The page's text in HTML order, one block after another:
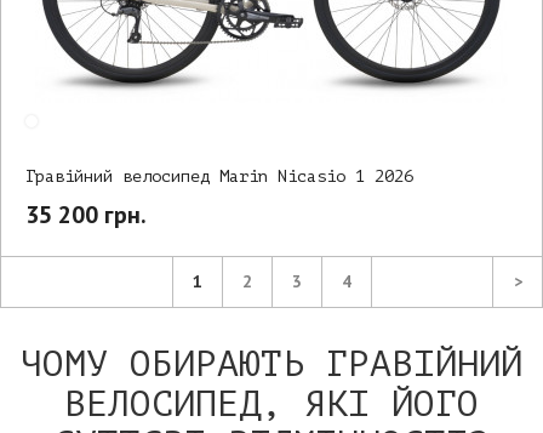
Гравійний велосипед Marin Nicasio 1 2026
35 200 грн.
1 2 3 4 >
ЧОМУ ОБИРАЮТЬ ГРАВІЙНИЙ
ВЕЛОСИПЕД, ЯКІ ЙОГО